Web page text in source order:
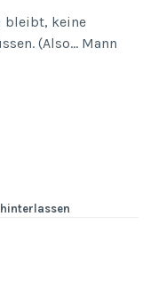
bleibt, keine
(Also… Mann